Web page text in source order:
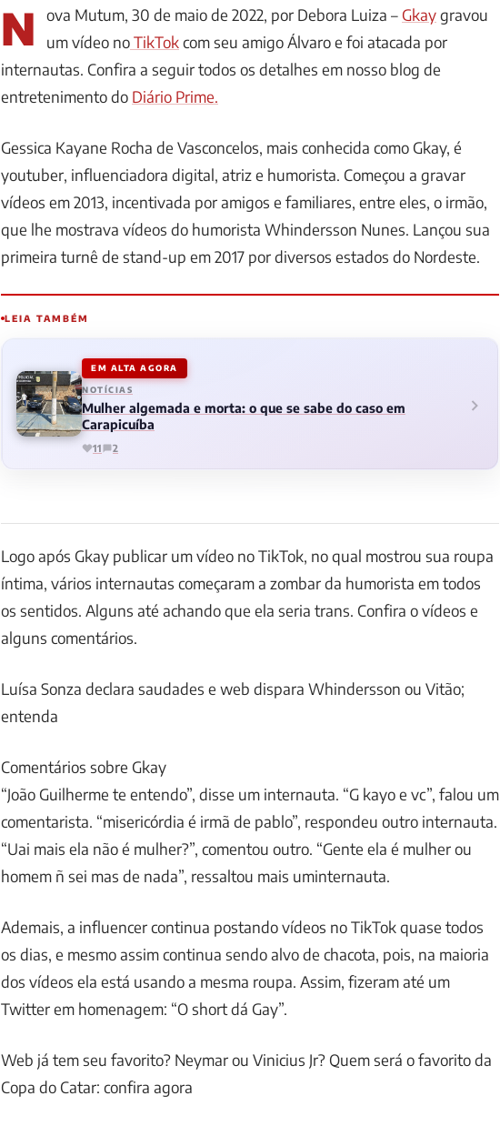
N ova Mutum, 30 de maio de 2022, por Debora Luiza – Gkaygravou
um vídeo noTikTokcom seu amigo Álvaro e foi atacada por
internautas. Confira a seguir todos os detalhes em nosso blog de
entretenimento do Diário Prime.
Gessica Kayane Rocha de Vasconcelos, mais conhecida como Gkay, é
youtuber, influenciadora digital, atriz e humorista. Começou a gravar
vídeos em 2013, incentivada por amigos e familiares, entre eles, o irmão,
que lhe mostrava vídeos do humorista Whindersson Nunes. Lançou sua
primeira turnê de stand-up em 2017 por diversos estados do Nordeste.
LEIA TAMBÉM
EM ALTA AGORA
NOTÍCIAS
Mulher algemada e morta: o que se sabe do caso em
Carapicuíba
11 2
Logo após Gkay publicar um vídeo no TikTok, no qual mostrou sua roupa
íntima, vários internautas começaram a zombar da humorista em todos
os sentidos. Alguns até achando que ela seria trans. Confira o vídeos e
alguns comentários.
Luísa Sonza declara saudades e web dispara Whindersson ou Vitão;
entenda
Comentários sobre Gkay
“João Guilherme te entendo”, disse um internauta. “G kayo e vc”, falou um
comentarista. “misericórdia é irmã de pablo”, respondeu outro internauta.
“Uai mais ela não é mulher?”, comentou outro. “Gente ela é mulher ou
homem ñ sei mas de nada”, ressaltou mais uminternauta.
Ademais, a influencer continua postando vídeos no TikTok quase todos
os dias, e mesmo assim continua sendo alvo de chacota, pois, na maioria
dos vídeos ela está usando a mesma roupa. Assim, fizeram até um
Twitter em homenagem: “O short dá Gay”.
Web já tem seu favorito? Neymar ou Vinicius Jr? Quem será o favorito da
Copa do Catar: confira agora